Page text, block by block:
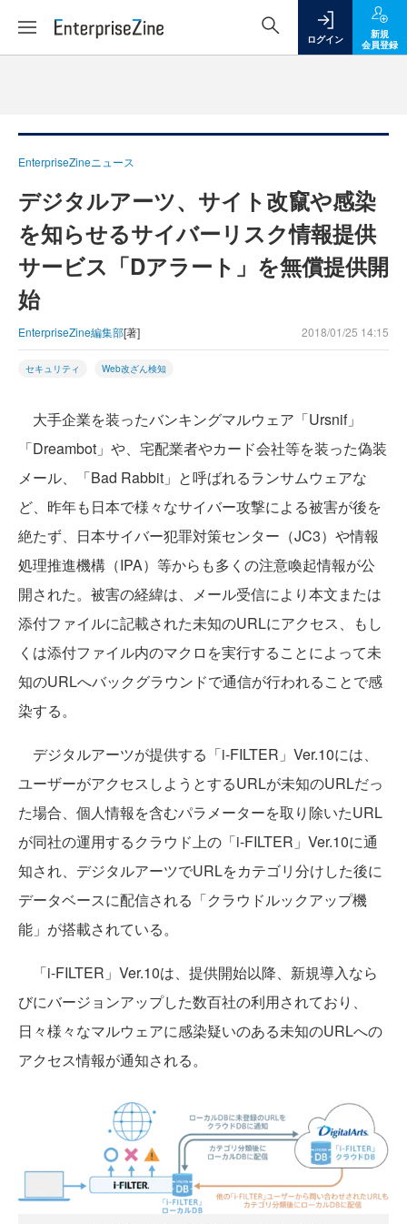
ログイン
新規
会員登録
EnterpriseZineニュース
デジタルアーツ、サイト改竄や感染
を知らせるサイバーリスク情報提供
サービス「Dアラート」を無償提供開
始
EnterpriseZine編集部[著] 2018/01/25 14:15
セキュリティ Web改ざん検知
大手企業を装ったバンキングマルウェア「Ursnif」
「Dreambot」や、宅配業者やカード会社等を装った偽装
メール、「Bad Rabbit」と呼ばれるランサムウェアな
ど、昨年も日本で様々なサイバー攻撃による被害が後を
絶たず、日本サイバー犯罪対策センター（JC3）や情報
処理推進機構（IPA）等からも多くの注意喚起情報が公
開された。被害の経緯は、メール受信により本文または
添付ファイルに記載された未知のURLにアクセス、もし
くは添付ファイル内のマクロを実行することによって未
知のURLへバックグラウンドで通信が行われることで感
染する。
デジタルアーツが提供する「i-FILTER」Ver.10には、
ユーザーがアクセスしようとするURLが未知のURLだっ
た場合、個人情報を含むパラメーターを取り除いたURL
が同社の運用するクラウド上の「i-FILTER」Ver.10に通
知され、デジタルアーツでURLをカテゴリ分けした後に
データベースに配信される「クラウドルックアップ機
能」が搭載されている。
「i-FILTER」Ver.10は、提供開始以降、新規導入なら
びにバージョンアップした数百社の利用されており、
日々様々なマルウェアに感染疑いのある未知のURLへの
アクセス情報が通知される。